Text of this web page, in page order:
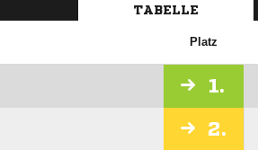
TABELLE
Platz
1.
2.